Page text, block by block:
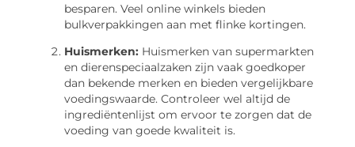
besparen. Veel online winkels bieden
bulkverpakkingen aan met flinke kortingen.
Huismerken: Huismerken van supermarkten
en dierenspeciaalzaken zijn vaak goedkoper
dan bekende merken en bieden vergelijkbare
voedingswaarde. Controleer wel altijd de
ingrediëntenlijst om ervoor te zorgen dat de
voeding van goede kwaliteit is.